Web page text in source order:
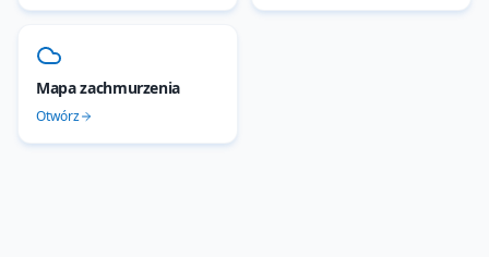
Mapa zachmurzenia
Otwórz